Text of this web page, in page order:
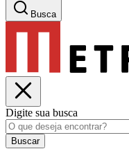
Busca
Digite sua busca
Buscar